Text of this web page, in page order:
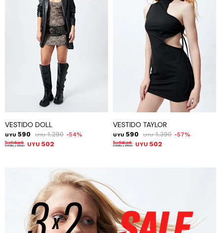
VESTIDO DOLL
UYU 590 UYU 1.290 54
UYU 502
VESTIDO TAYLOR
UYU 590 UYU 1.390 57
UYU 502